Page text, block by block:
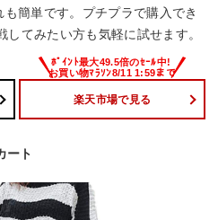
簡単です。プチプラで購入でき
てみたい方も気軽に試せます。
楽天市場で見る
ート